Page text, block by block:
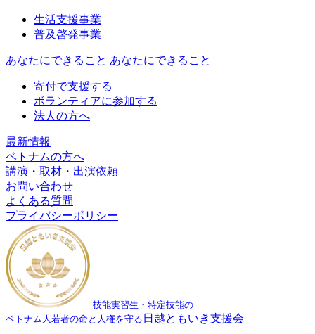
生活支援事業
普及啓発事業
あなたにできること あなたにできること
寄付で支援する
ボランティアに参加する
法人の方へ
最新情報
ベトナムの方へ
講演・取材・出演依頼
お問い合わせ
よくある質問
プライバシーポリシー
技能実習生・特定技能の
ベトナム人若者の命と人権を守る 日越ともいき支援会